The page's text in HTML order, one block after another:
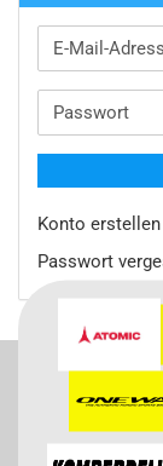
E-
Mail-
Passwort
Konto erstellen
Passwort